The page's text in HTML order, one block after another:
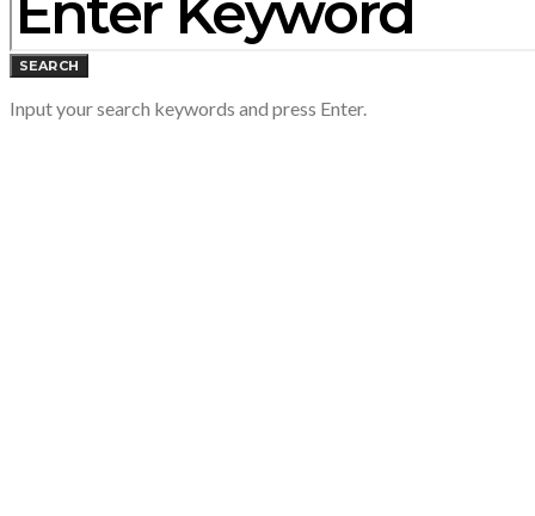
SEARCH
Input your search keywords and press Enter.